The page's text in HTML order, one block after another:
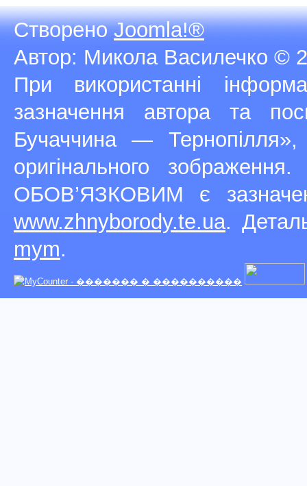
СтвореноJoomla!®
Автор: Микола Василечко ©
При використанні
зазначення автора та
Бучаччина —
оригінального
ОБОВ’ЯЗКОВИМ є
www.zhnyborody.te.ua.
mym.